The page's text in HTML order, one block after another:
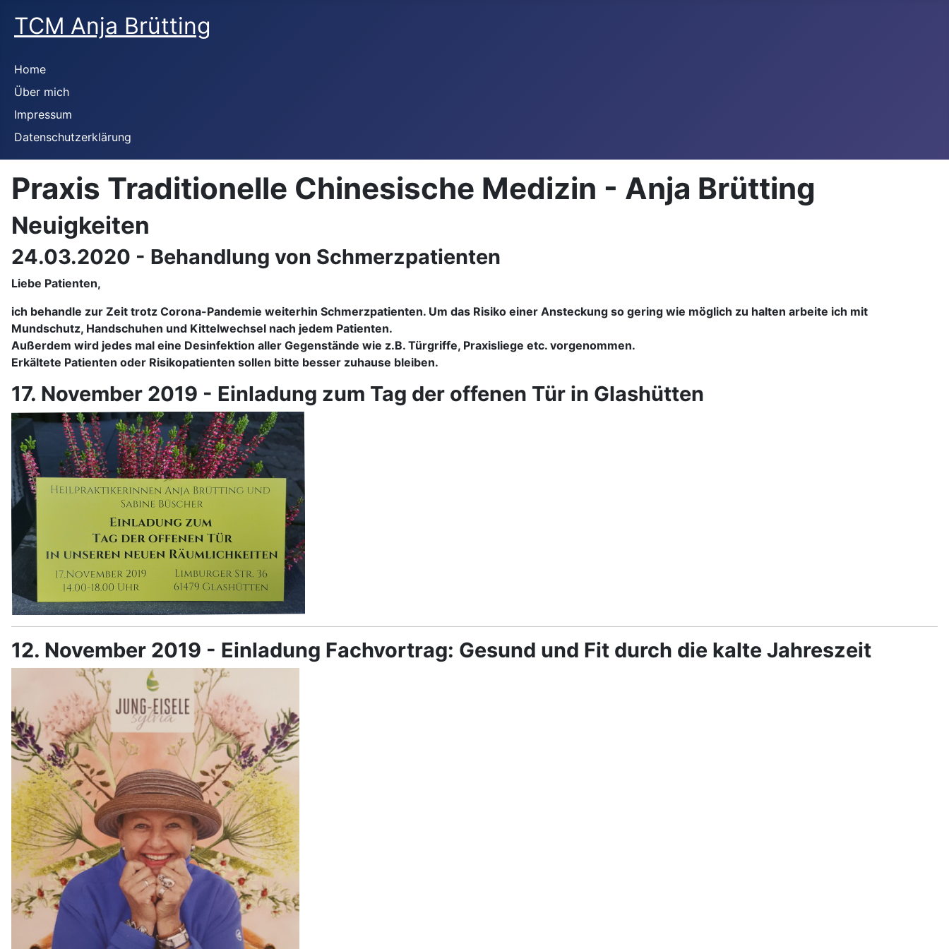
TCM Anja Brütting
Home
Über mich
Impressum
Datenschutzerklärung
Praxis Traditionelle Chinesische Medizin - Anja Brütting
Neuigkeiten
24.03.2020 - Behandlung von Schmerzpatienten
Liebe Patienten,
ich behandle zur Zeit trotz Corona-Pandemie weiterhin Schmerzpatienten. Um das Risiko einer Ansteckung so gering wie möglich zu halten arbeite ich mit
Mundschutz, Handschuhen und Kittelwechsel nach jedem Patienten.
Außerdem wird jedes mal eine Desinfektion aller Gegenstände wie z.B. Türgriffe, Praxisliege etc. vorgenommen.
Erkältete Patienten oder Risikopatienten sollen bitte besser zuhause bleiben.
17. November 2019 - Einladung zum Tag der offenen Tür in Glashütten
12. November 2019 - Einladung Fachvortrag: Gesund und Fit durch die kalte Jahreszeit